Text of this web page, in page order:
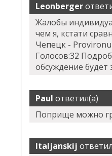
Leonberger
Жалобы
чем я, кстати
Чепецк -
Голосов:32
обсуждение будет
Paul ответил(а)
Поприще можно
Italjanskij